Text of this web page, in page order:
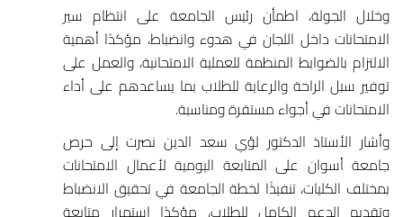
وخلال الجولة، اطمأن رئيس الجامعة على انتظام سير
الامتحانات داخل اللجان في هدوء وانضباط، مؤكدًا أهمية
الالتزام بالضوابط المنظمة للعملية الامتحانية، والعمل على
توفير سبل الراحة والرعاية للطلاب بما يساعدهم على أداء
الامتحانات في أجواء مستقرة ومناسبة.
وأشار الأستاذ الدكتور لؤي سعد الدين نصرت إلى حرص
جامعة أسوان على المتابعة اليومية لأعمال الامتحانات
بمختلف الكليات، تنفيذًا لخطة الجامعة في تحقيق الانضباط
وتقديم الدعم الكامل للطلاب، مؤكدًا استمرار متابعة